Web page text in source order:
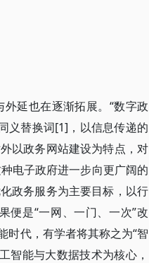
延也在逐渐拓展。“数字政
义替换词[1]，以信息传递的
以政务网站建设为特点，对
电子政府进一步向更广阔的
政务服务为主要目标，以行
便是“一网、一门、一次”改
时代，有学者将其称之为“智
智能与大数据技术为核心，